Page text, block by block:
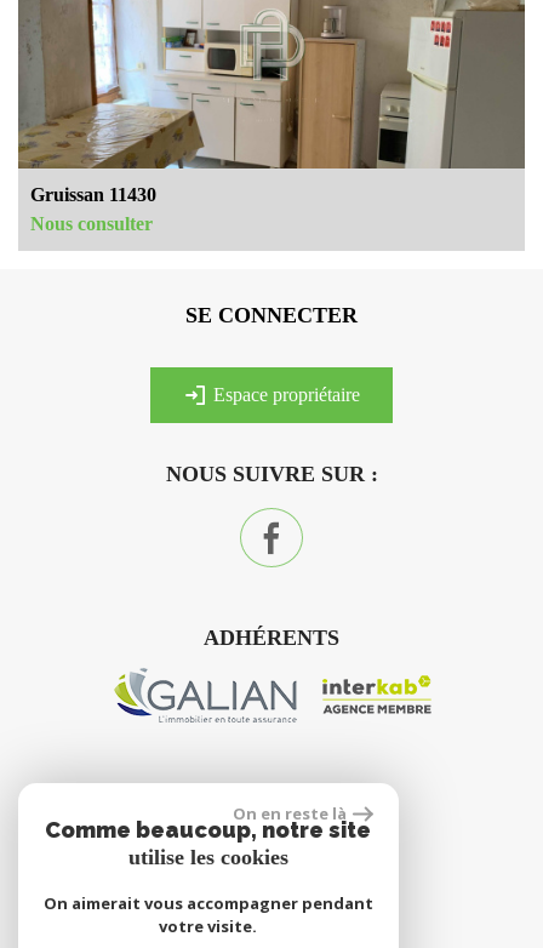
Gruissan 11430
Nous consulter
NOUS SUIVRE SUR :
ADHÉRENTS
SE CONNECTER
espace propriétaire
site réalisé par
On en reste là
Comme beaucoup, notre site
utilise les cookies
On aimerait vous accompagner pendant
votre visite.